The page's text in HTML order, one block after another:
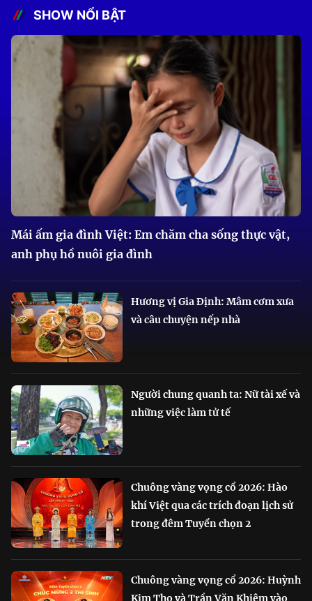
SHOW NỔI BẬT
Mái ấm gia đình Việt: Em chăm cha sống thực vật,
anh phụ hồ nuôi gia đình
Hương vị Gia Định: Mâm cơm xưa
và câu chuyện nếp nhà
Người chung quanh ta: Nữ tài xế và
những việc làm tử tế
Chuông vàng vọng cổ 2026: Hào
khí Việt qua các trích đoạn lịch sử
trong đêm Tuyển chọn 2
Chuông vàng vọng cổ 2026: Huỳnh
Kim Tho và Trần Văn Khiêm vào